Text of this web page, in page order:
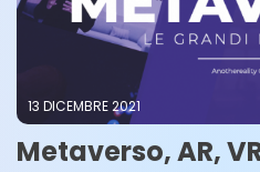
13 DICEMBRE 2021
Metaverso, AR,